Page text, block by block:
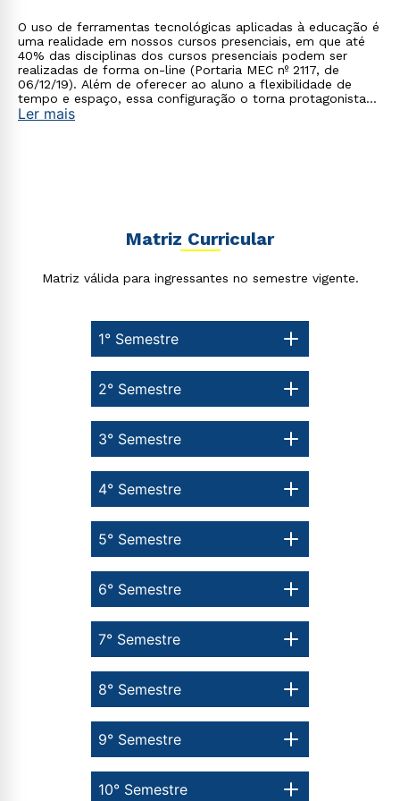
O uso de ferramentas tecnológicas aplicadas à educação é
uma realidade em nossos cursos presenciais, em que até
40% das disciplinas dos cursos presenciais podem ser
realizadas de forma on-line (Portaria MEC nº 2117, de
06/12/19). Além de oferecer ao aluno a flexibilidade de
tempo e espaço, essa configuração o torna protagonista
no processo de construção do seu conhecimento.
Ler mais
Matriz Curricular
Matriz válida para ingressantes no semestre vigente.
1° Semestre
10° Semestre
9° Semestre
8° Semestre
7° Semestre
6° Semestre
5° Semestre
4° Semestre
3° Semestre
2° Semestre
Estou de acordo com aPolítica de Privacidade.e
autorizo que meus dados sejam utilizados para o
envio de conteúdos da Cruzeiro do Sul.